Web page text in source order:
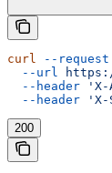
curl --request
  --url
  --header
'X-
  --header
'X-
200